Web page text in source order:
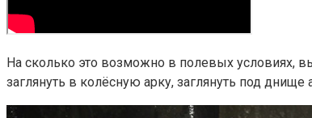
На сколько это возможно в полевых условиях,
заглянуть в колёсную арку, заглянуть под